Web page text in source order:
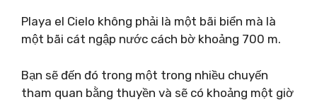
Playa el Cielo không phải là một bãi biển mà là
một bãi cát ngập nước cách bờ khoảng 700 m.
Bạn sẽ đến đó trong một trong nhiều chuyến
tham quan bằng thuyền và sẽ có khoảng một giờ